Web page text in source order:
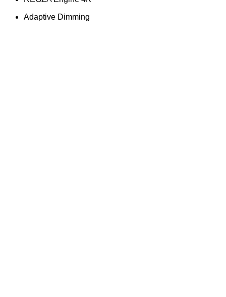
Adaptive Dimming